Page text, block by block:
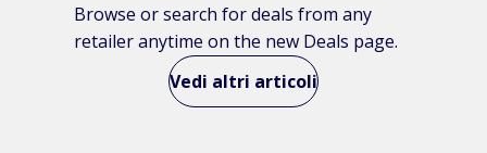
Browse or search for deals from any
retailer anytime on the new Deals page.
Vedi altri articoli